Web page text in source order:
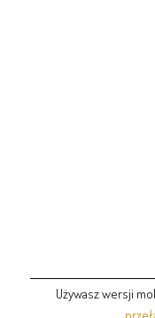
Używasz wersji